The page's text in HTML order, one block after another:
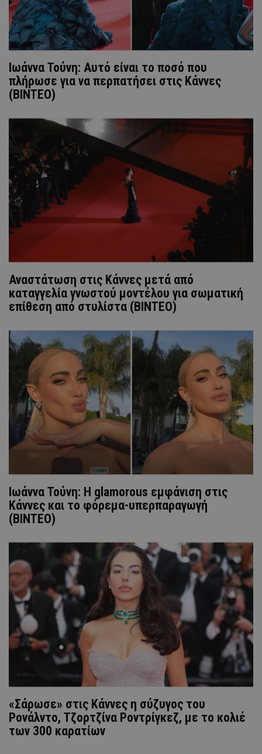
Ιωάννα Τούνη: Αυτό είναι το ποσό που
πλήρωσε για να περπατήσει στις Κάννες
(ΒΙΝΤΕΟ)
Αναστάτωση στις Κάννες μετά από
καταγγελία γνωστού μοντέλου για σωματική
επίθεση από στυλίστα (ΒΙΝΤΕΟ)
Ιωάννα Τούνη: Η glamorous εμφάνιση στις
Κάννες και το φόρεμα-υπερπαραγωγή
(ΒΙΝΤΕΟ)
«Σάρωσε» στις Κάννες η σύζυγος του
Ρονάλντο, Τζορτζίνα Ροντρίγκεζ, με το κολιέ
των 300 καρατίων